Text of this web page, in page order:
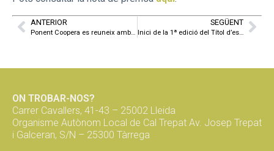
ANTERIOR
Ponent Coopera es reuneix amb el nou Conseller de Treball, Afers Socials i Famílies, Chakir El Homrani, en la seva primera visita al territori de Lleida
SEGÜENT
Inici de la 1ª edició del Títol d’especialització en Economia Social i Solidària de la UdL impulsat per Ponent Coopera
ON TROBAR-NOS?
Carrer Cavallers, 41-43 – 25002 Lleida
Organisme Autònom Local de Cal Trepat Av. Josep Trepat
i Galceran, S/N – 25300 Tàrrega